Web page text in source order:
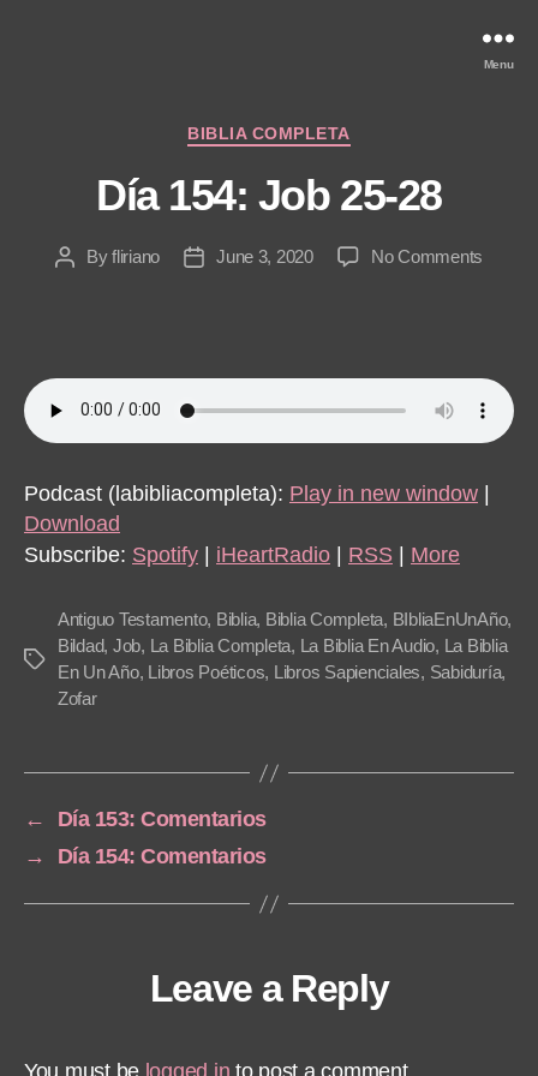
Menu
Categories
BIBLIA COMPLETA
Día 154: Job 25-28
PostByfliriano
PostJune 3, 2020 No Comments
28
Podcast (labibliacompleta): Play in new window
Download
Subscribe: Spotify iHeartRadio RSS More
Tags
Antiguo Testamento, Biblia, Biblia Completa, BIbliaEnUnAño,
Bildad, Job, La Biblia Completa, La Biblia En Audio, La Biblia
En Un Año, Libros Poéticos, Libros Sapienciales, Sabiduría,
Zofar
←
Día 153: Comentarios
→
Día 154: Comentarios
Leave a Reply
You must be logged in to post a comment.